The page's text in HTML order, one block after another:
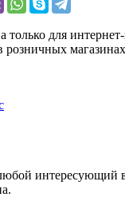
только для
розничных магазинах
интересующий